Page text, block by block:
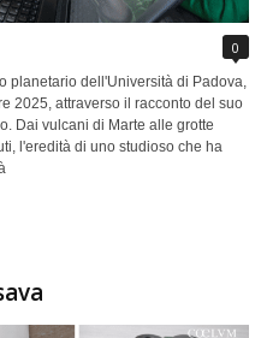
0
planetario dell'Università di Padova,
2025, attraverso il racconto del suo
Dai vulcani di Marte alle grotte
l'eredità di uno studioso che ha